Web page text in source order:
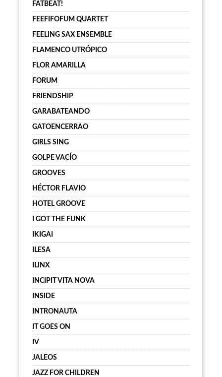
FATBEAT!
FEEFIFOFUM QUARTET
FEELING SAX ENSEMBLE
FLAMENCO UTRÓPICO
FLOR AMARILLA
FORUM
FRIENDSHIP
GARABATEANDO
GATOENCERRAO
GIRLS SING
GOLPE VACÍO
GROOVES
HÉCTOR FLAVIO
HOTEL GROOVE
I GOT THE FUNK
IKIGAI
ILESA
ILINX
INCIPIT VITA NOVA
INSIDE
INTRONAUTA
IT GOES ON
IV
JALEOS
JAZZ FOR CHILDREN